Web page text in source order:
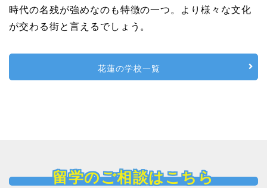
時代の名残が強めなのも特徴の一つ。より様々な文化
が交わる街と言えるでしょう。
花蓮の学校一覧
留学のご相談はこちら